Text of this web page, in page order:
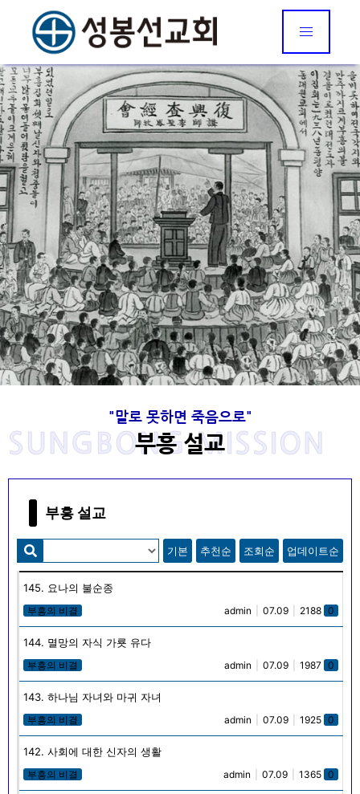
Welcome to SungBong Mission​
선봉선교회
‘말로 못하면 죽음으로’
내가 생명의 면류관을 네게 주리라" (계 2:10)
목사님 소개
사랑을 전하는 목회자로 복음을 전하는 부흥
사로
"너는 아이라 하지 말고 내가 너를 누구에게 보내든지 너는 가며 내
워 말라‥‥‥ 내가 오늘날 너로‥‥‥ 견고한 성읍, 쇠기둥, 놋성
벽이 되게 하였은즉 그들이 너를 치나 이기지 못하리니‥‥‥ 아
멘."
고 이성봉 목사님의 발자취는 주님께서 항상
동행하셨습니다.
성신이 너희에게 임하시면 너희가 권능을 얻고 또 예루살렘과 온 유
나의 갈 길을 내가 알지 못하고 내 할 일을 내가 알지 못하고 내 할
목사님 자료실
Welcome to SungBong Mission​
선봉선교회
‘말로 못하면 죽음으로’
내가 생명의 면류관을 네게 주리라" (계 2:10)
목사님 소개
사랑을 전하는 목회자로 복음을 전하는 부흥
사로
"너는 아이라 하지 말고 내가 너를 누구에게 보내든지 너는 가며 내
워 말라‥‥‥ 내가 오늘날 너로‥‥‥ 견고한 성읍, 쇠기둥, 놋성
벽이 되게 하였은즉 그들이 너를 치나 이기지 못하리니‥‥‥ 아
멘."
고 이성봉 목사님의 발자취는 주님께서 항상
동행하셨습니다.
성신이 너희에게 임하시면 너희가 권능을 얻고 또 예루살렘과 온 유
나의 갈 길을 내가 알지 못하고 내 할 일을 내가 알지 못하고 내 할
목사님 자료실
Welcome to SungBong Mission​
선봉선교회
‘말로 못하면 죽음으로’
내가 생명의 면류관을 네게 주리라" (계 2:10)
목사님 소개
사랑을 전하는 목회자로 복음을 전하는 부흥
사로
"너는 아이라 하지 말고 내가 너를 누구에게 보내든지 너는 가며 내
워 말라‥‥‥ 내가 오늘날 너로‥‥‥ 견고한 성읍, 쇠기둥, 놋성
벽이 되게 하였은즉 그들이 너를 치나 이기지 못하리니‥‥‥ 아
멘."
고 이성봉 목사님의 발자취는 주님께서 항상
동행하셨습니다.
성신이 너희에게 임하시면 너희가 권능을 얻고 또 예루살렘과 온 유
나의 갈 길을 내가 알지 못하고 내 할 일을 내가 알지 못하고 내 할
목사님 자료실
SUNGBONG MISSION
"말로 못하면 죽음으로"
부흥 설교
부흥 설교
기본 추천순 조회순 업데이트순
145. 요나의 불순종
부흥의 비결 admin 07.09 2188 0
144. 멸망의 자식 가룟 유다
부흥의 비결 admin 07.09 1987 0
143. 하나님 자녀와 마귀 자녀
부흥의 비결 admin 07.09 1925 0
142. 사회에 대한 신자의 생활
부흥의 비결 admin 07.09 1365 0